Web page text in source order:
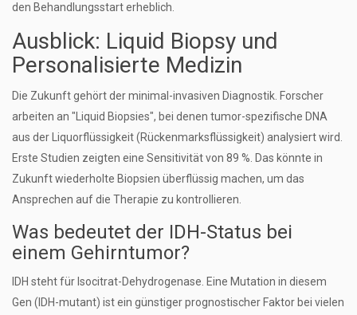
den Behandlungsstart erheblich.
Ausblick: Liquid Biopsy und
Personalisierte Medizin
Die Zukunft gehört der minimal-invasiven Diagnostik. Forscher
arbeiten an "Liquid Biopsies", bei denen tumor-spezifische DNA
aus der Liquorflüssigkeit (Rückenmarksflüssigkeit) analysiert wird.
Erste Studien zeigten eine Sensitivität von 89 %. Das könnte in
Zukunft wiederholte Biopsien überflüssig machen, um das
Ansprechen auf die Therapie zu kontrollieren.
Was bedeutet der IDH-Status bei
einem Gehirntumor?
IDH steht für Isocitrat-Dehydrogenase. Eine Mutation in diesem
Gen (IDH-mutant) ist ein günstiger prognostischer Faktor bei vielen